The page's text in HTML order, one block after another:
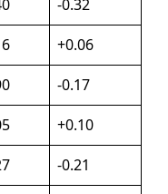
-0.32
+0.06
-0.17
+0.10
-0.21